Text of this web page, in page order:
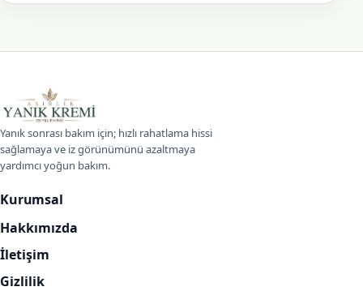
Asırlık Yanık Kremi
Yanık sonrası bakım için; hızlı rahatlama hissi
sağlamaya ve iz görünümünü azaltmaya
yardımcı yoğun bakım.
Kurumsal
Hakkımızda
İletişim
Gizlilik